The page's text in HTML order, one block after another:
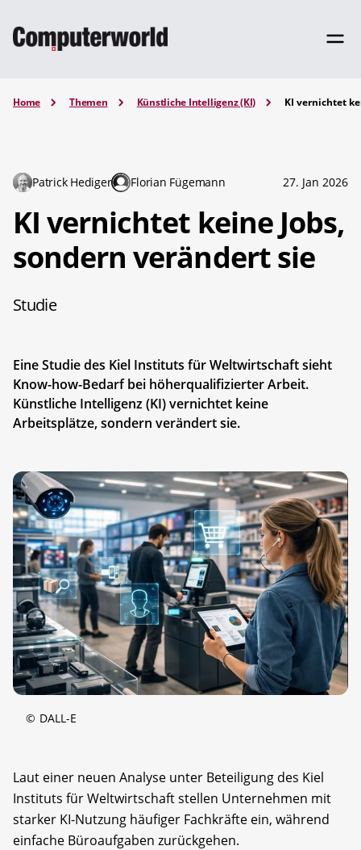
Home Themen Künstliche Intelligenz (KI) KI vernichtet
Patrick Hediger Florian Fügemann 27. Jan 2026
KI vernichtet keine Jobs,
sondern verändert sie
Studie
Eine Studie des Kiel Instituts für Weltwirtschaft sieht
Know-how-Bedarf bei höherqualifizierter Arbeit.
Künstliche Intelligenz (KI) vernichtet keine
Arbeitsplätze, sondern verändert sie.
© DALL-E
Laut einer neuen Analyse unter Beteiligung des Kiel
Instituts für Weltwirtschaft stellen Unternehmen mit
starker KI-Nutzung häufiger Fachkräfte ein, während
einfache Büroaufgaben zurückgehen.